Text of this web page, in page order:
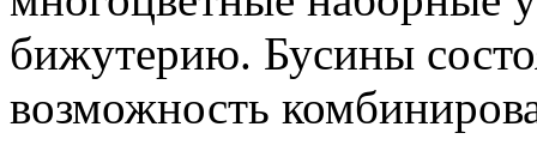
бижутерию. Бусины
возможность